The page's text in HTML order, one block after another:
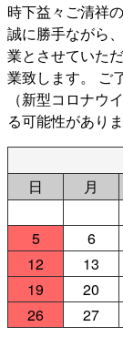
時下益々ご清祥
誠に勝手ながら
業とさせていた
業致します。 ご
（新型コロナウ
る可能性があり
日
月
5
6
12
13
19
20
26
27